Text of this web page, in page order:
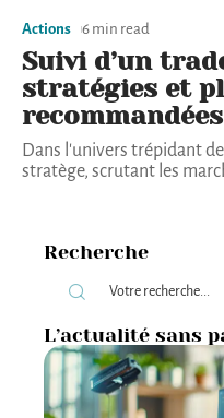
Actions 6 min read
Suivi d’un
stratégies et
recommandées
Dans l'univers trépidant
stratège, scrutant les
Recherche
L’actualité sans